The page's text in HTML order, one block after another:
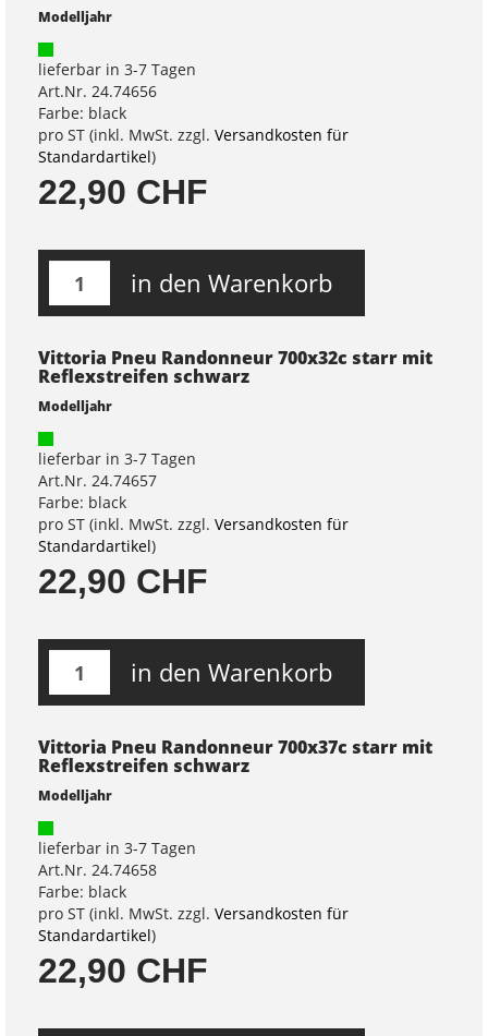
Modelljahr
lieferbar in 3-7 Tagen
Art.Nr. 24.74656
Farbe: black
pro ST (inkl. MwSt. zzgl. Versandkosten für
Standardartikel)
22,90 CHF
in den Warenkorb
Vittoria Pneu Randonneur 700x32c starr mit
Reflexstreifen schwarz
Modelljahr
lieferbar in 3-7 Tagen
Art.Nr. 24.74657
Farbe: black
pro ST (inkl. MwSt. zzgl. Versandkosten für
Standardartikel)
22,90 CHF
in den Warenkorb
Vittoria Pneu Randonneur 700x37c starr mit
Reflexstreifen schwarz
Modelljahr
lieferbar in 3-7 Tagen
Art.Nr. 24.74658
Farbe: black
pro ST (inkl. MwSt. zzgl. Versandkosten für
Standardartikel)
22,90 CHF